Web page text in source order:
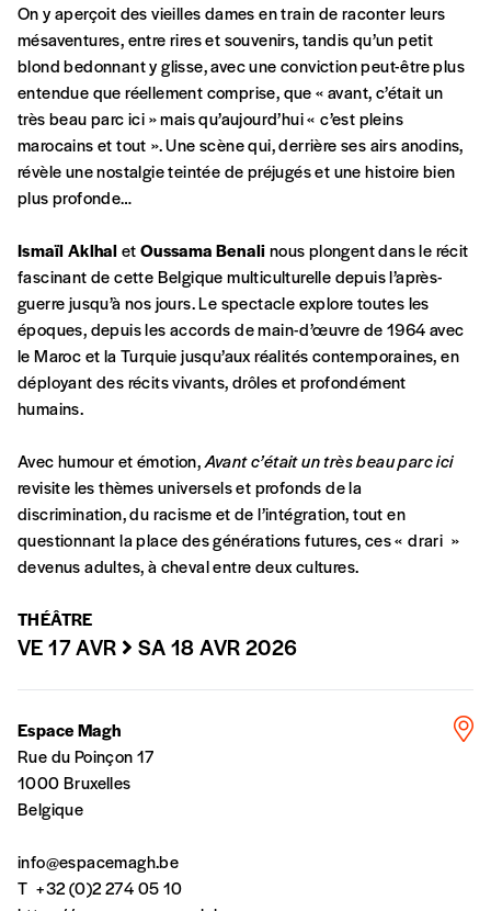
CONNEXION
Mot de passe oublié?
Créer un
compte
A partir de 2021,Imag, le magazine de
l’interculturel,vous est proposé àPRIX LIBRE.
Le prix libre est un mode de fixation du prix
par l’acheteur d’un bien ou d’un service, qui
peut être une manière pour lui de payer le prix
qu’il estime juste. Dans l’objectif de rendre nos
activités et publications accessibles, et
d’affirmer notre attachement aux valeurs de
vous-mêmes le coût de notre publication.
Cette valeur peut donc être inférieure, égale
ou supérieure au prix indicatif. De cette
manière, vous soutenez le travail de l’équipe
de rédaction selon vos moyens et vos
motivations.
En pratique
Vous vous abonnez pour l’année civile en
cours ou vous commandez au numéro.
Vous indiquez si vous souhaitez recevoir la
revue en format papier ou numérique.
Vous versez le montant de votre choix sur le
compteIBAN BE34 0010 7305
la commande renseigné dans le mail de
confirmation et la mention “participation
Imag”.
financièrement à tout moment, même après
avoir reçu plusieurs numéros. Ce paiement
n’est pas indispensable. Il marque votre
On y aperçoit des vieilles dames en train de raconter leurs
mésaventures, entre rires et souvenirs, tandis qu’un petit
blond bedonnant y glisse, avec une conviction peut-être plus
entendue que réellement comprise, que « avant, c’était un
très beau parc ici » mais qu’aujourd’hui « c’est pleins
marocains et tout ». Une scène qui, derrière ses airs anodins,
révèle une nostalgie teintée de préjugés et une histoire bien
plus profonde…
Ismaïl AklhaletOussama Benalinous plongent dans le récit
fascinant de cette Belgique multiculturelle depuis l’après-
guerre jusqu’à nos jours. Le spectacle explore toutes les
époques, depuis les accords de main-d’œuvre de 1964 avec
le Maroc et la Turquie jusqu’aux réalités contemporaines, en
déployant des récits vivants, drôles et profondément
humains.
Avec humour et émotion,Avant c’était un très beau parc ici
revisite les thèmes universels et profonds de la
discrimination, du racisme et de l’intégration, tout en
questionnant la place des générations futures, ces « drari »
devenus adultes, à cheval entre deux cultures.
THÉÂTRE
VE 17 AVR SA 18 AVR 2026
Espace Magh
Rue du Poinçon 17
1000 Bruxelles
Belgique
info@espacemagh.be
T +32 (0)2 274 05 10